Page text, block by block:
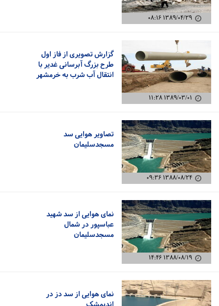
۱۳۸۹/۰۴/۲۹ ۰۸:۱۶
۱۳۸۹/۰۳/۰۱ ۱۱:۲۸
گزارش تصویری از فاز اول
طرح بزرگ آبرسانی غدیر با
انتقال آب شرب به خرمشهر
۱۳۸۸/۰۸/۲۴ ۰۹:۳۶
تصاویر هوایی سد
مسجدسلیمان
۱۳۸۸/۰۸/۱۹ ۱۴:۴۶
نمای هوایی از سد شهید
عباسپور در شمال
مسجدسلیمان
نمای هوایی از سد دز در
اندیمشک